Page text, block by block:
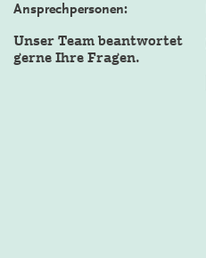
Ansprechpersonen:
Unser Team beantwortet
gerne Ihre Fragen.